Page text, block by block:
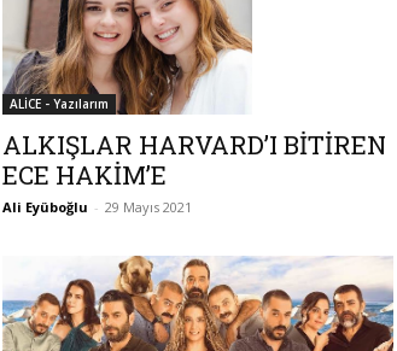
ALİCE - Yazılarım
ALKIŞLAR HARVARD’I BİTİREN
ECE HAKİM’E
Ali Eyüboğlu - 29 Mayıs 2021